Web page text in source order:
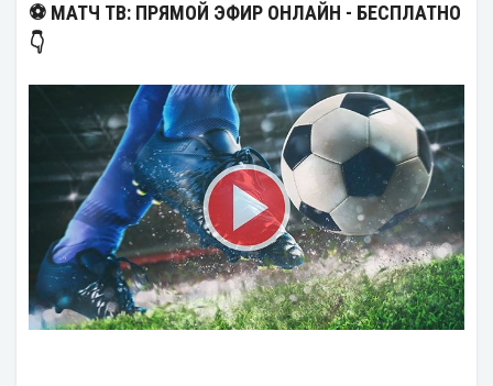
⚽️ МАТЧ ТВ: ПРЯМОЙ ЭФИР ОНЛАЙН - БЕСПЛАТНО
👇